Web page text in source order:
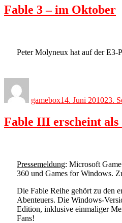
Fable 3 – im Oktober
Peter Molyneux hat auf der E3-
gamebox14. Juni 201023.
Fable III erscheint als
Pressemeldung: Microsoft
360 und Games for Windows.
Die Fable Reihe gehört zu den
Abenteuers. Die Windows-
Edition, inklusive einmaliger
Fans!